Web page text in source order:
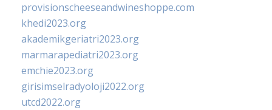
provisionscheeseandwineshoppe.com
khedi2023.org
akademikgeriatri2023.org
marmarapediatri2023.org
emchie2023.org
girisimselradyoloji2022.org
utcd2022.org